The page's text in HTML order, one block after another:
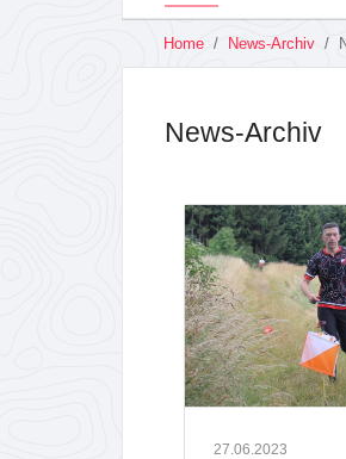
are
Home News-Archiv
contentNews-Archiv
27.06.2023